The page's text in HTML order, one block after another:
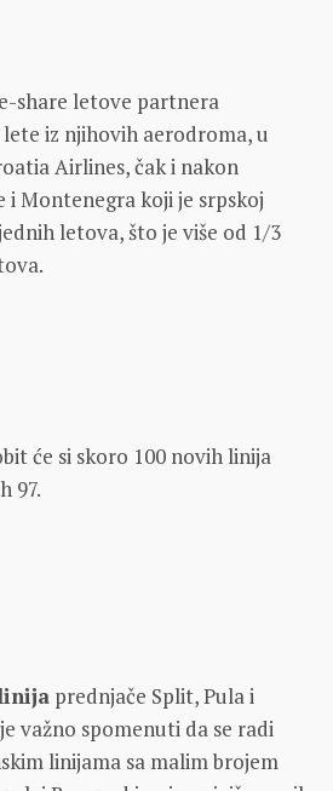
share letove partnera
iz njihovih aerodroma, u
Airlines, čak i nakon
i Montenegra koji je srpskoj
letova, što je više od 1/3
će si skoro 100 novih linija
97.
prednjače Split, Pula i
važno spomenuti da se radi
linijama sa malim brojem